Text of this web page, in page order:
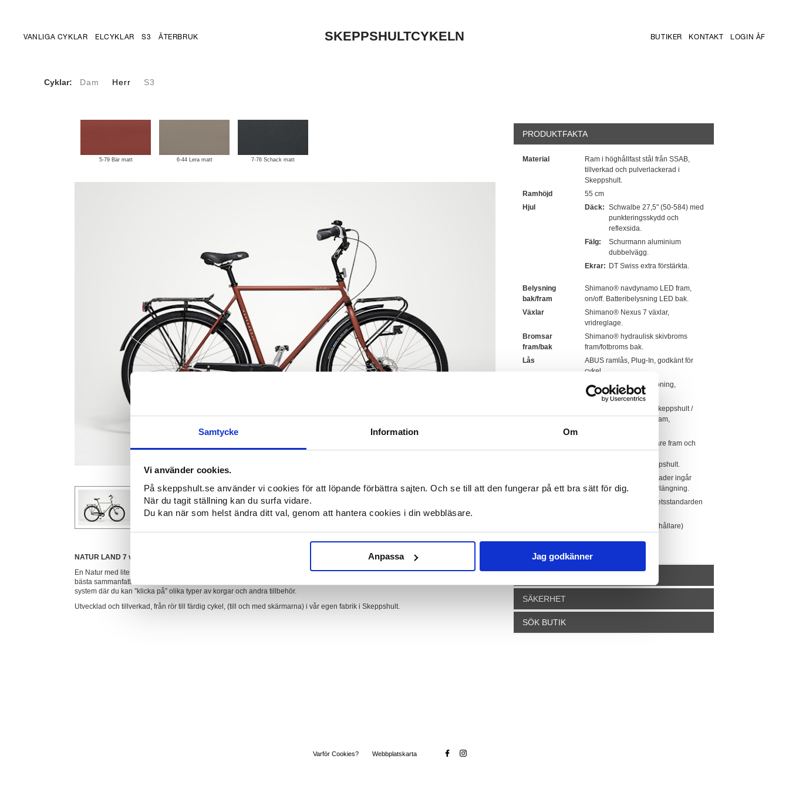
Samtycke Information Om
Vi använder cookies.
På skeppshult.se använder vi cookies för att löpande förbättra sajten. Och se till att den fungerar på ett bra sätt för dig.
När du tagit ställning kan du surfa vidare.
Du kan när som helst ändra ditt val, genom att hantera cookies i din webbläsare.
Anpassa Jag godkänner
VANLIGA CYKLAR ELCYKLAR S3 ÅTERBRUK SKEPPSHULTCYKELN BUTIKER KONTAKT LOGIN ÅF
Cyklar: Dam Herr S3
5-79 Bär matt 6-44 Lera matt 7-76 Schack matt
NATUR LAND 7 växlar
En Natur med lite bredare däck som ger en ”mjukare” och komfortablare känsla. En komfortversion av vår vanliga Natur är nog den
bästa sammanfattningen. Dessutom kan du skapa din alldeles egna Natur Land genom AVS-funktionen på pakethållarna. Ett helt
system där du kan ”klicka på” olika typer av korgar och andra tillbehör.
Utvecklad och tillverkad, från rör till färdig cykel, (till och med skärmarna) i vår egen fabrik i Skeppshult.
PRODUKTFAKTA
Material
Ram i höghållfast stål från SSAB,
tillverkad och pulverlackerad i
Skeppshult.
Ramhöjd
55 cm
Hjul
Däck: Schwalbe 27,5" (50-584) med
punkteringsskydd och
reflexsida.
Fälg:
Schurmann aluminium
dubbelvägg.
Ekrar: DT Swiss extra förstärkta.
Belysning
bak/fram
Shimano® navdynamo LED fram,
on/off. Batteribelysning LED bak.
Växlar
Shimano® Nexus 7 växlar,
vridreglage.
Bromsar
fram/bak
Shimano® hydraulisk skivbroms
fram/fotbroms bak.
Lås
ABUS ramlås, Plug-In, godkänt för
cykel.
Selle Royal, mjuk stoppning,
vattenresistent.
Styre pulverlackerat i Skeppshult /
Ergotec® ställbar styrstam,
AtranVelo™, pakethållare fram och
Pulverlackerade i Skeppshult.
Solid Försäkring 3 månader ingår
med erbjudande om förlängning.
Godkänd enligt säkerhetsstandarden
18.2 kg (inkl. frampakethållare)
Rek.ca pris
12.100kr
SÄKERHET
SÖK BUTIK
Varför Cookies? Webbplatskarta